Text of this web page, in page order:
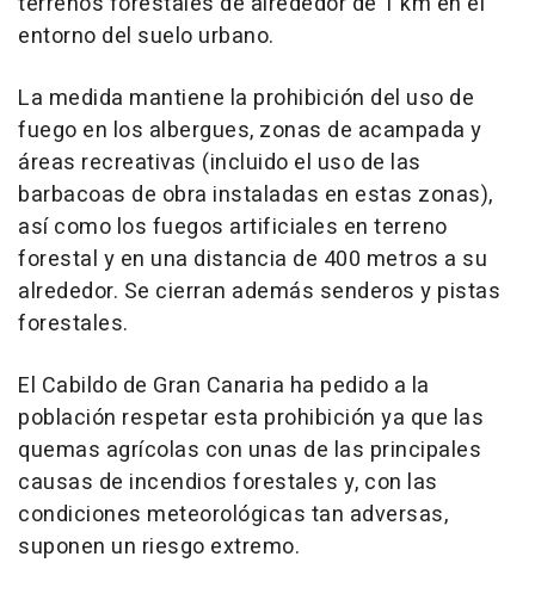
entorno del suelo urbano.
La medida mantiene la prohibición del uso de
fuego en los albergues, zonas de acampada y
áreas recreativas (incluido el uso de las
barbacoas de obra instaladas en estas zonas),
así como los fuegos artificiales en terreno
forestal y en una distancia de 400 metros a su
alrededor. Se cierran además senderos y pistas
forestales.
El Cabildo de Gran Canaria ha pedido a la
población respetar esta prohibición ya que las
quemas agrícolas con unas de las principales
causas de incendios forestales y, con las
condiciones meteorológicas tan adversas,
suponen un riesgo extremo.